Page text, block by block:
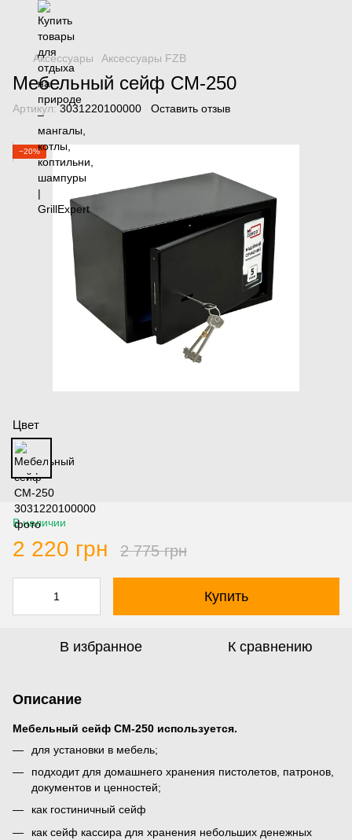
Аксессуары Аксессуары FZB
Мебельный сейф СМ-250
Артикул:3031220100000 Оставить отзыв
−20%
Цвет
В наличии
2 220 грн 2 775 грн
Купить
В избранное К сравнению
Описание
Мебельный сейф СМ-250 используется.
для установки в мебель;
подходит для домашнего хранения пистолетов, патронов,
документов и ценностей;
как гостиничный сейф
как сейф кассира для хранения небольших денежных